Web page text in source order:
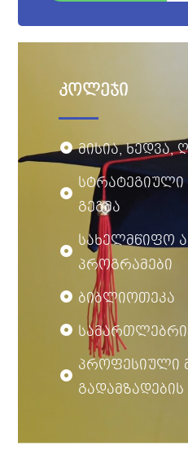
კოლეჯი
მისია, ხედვა,
გეგმა
სახელმწიფო
პროგრამები
ბიბლიოთეკა
პროფესიული